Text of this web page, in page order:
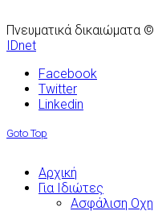
Πνευματικά δικαιώματα
IDnet
Facebook
Twitter
Linkedin
Goto Top
Αρχική
Για Ιδιώτες
Ασφάλιση